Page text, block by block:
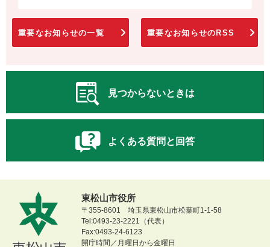
重要なお知らせの一覧 重要なお知らせのRSS
見つからないときは
よくある質問と回答
東松山市役所
〒355-8601 埼玉県東松山市松葉町1-1-58
Tel:0493-23-2221（代表）
Fax:0493-24-6123
開庁時間／月曜日から金曜日